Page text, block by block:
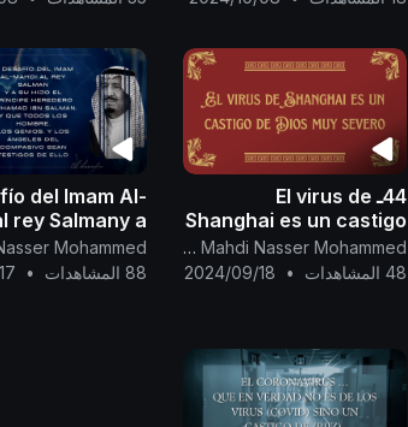
44ـ El virus de
Shanghai es un castigo
de Dios muy severo...
Canal Oficial Del Imam Al Mahdi Nasser Mohammed
48 المشاهدات
•
2024/09/18
del Imam Al-
rey Salmany a
hijo el príncipe
Muhamad Ibn
88 المشاهدات
•